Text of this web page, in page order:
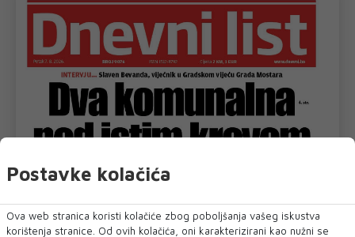
Postavke kolačića
Ova web stranica koristi kolačiće zbog poboljšanja vašeg iskustva
korištenja stranice. Od ovih kolačića, oni karakterizirani kao nužni se